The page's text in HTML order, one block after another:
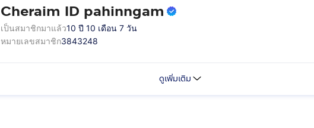
Cheraim ID pahinngam
เป็นสมาชิกมาแล้ว10 ปี 10 เดือน 7 วัน
หมายเลขสมาชิก3843248
ดูเพิ่มเติม